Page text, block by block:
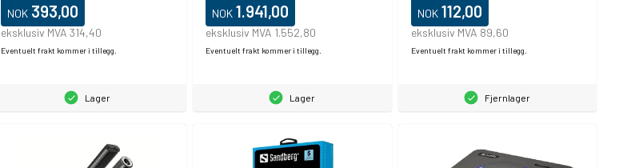
NOK 393,00
eksklusiv MVA 314,40
Eventuelt frakt kommer i tillegg.
Lager
NOK 1.941,00
eksklusiv MVA 1.552,80
Eventuelt frakt kommer i tillegg.
Lager
NOK 112,00
eksklusiv MVA 89,60
Eventuelt frakt kommer i tillegg.
Fjernlager